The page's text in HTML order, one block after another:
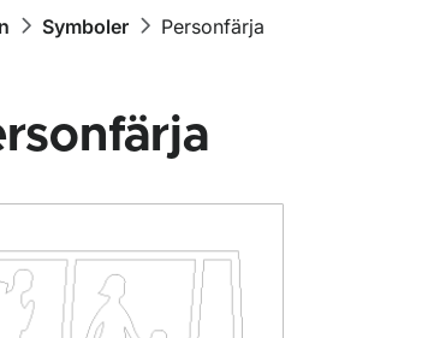
Symboler Personfärja